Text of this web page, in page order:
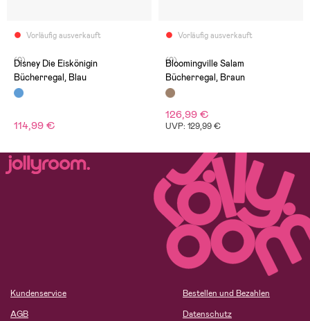
Vorläufig ausverkauft
(0)
Disney Die Eiskönigin
Bücherregal, Blau
114,99 €
Vorläufig ausverkauft
(0)
Bloomingville Salam
Bücherregal, Braun
126,99 €
UVP: 129,99 €
Kundenservice
AGB
Bestellen und Bezahlen
Datenschutz